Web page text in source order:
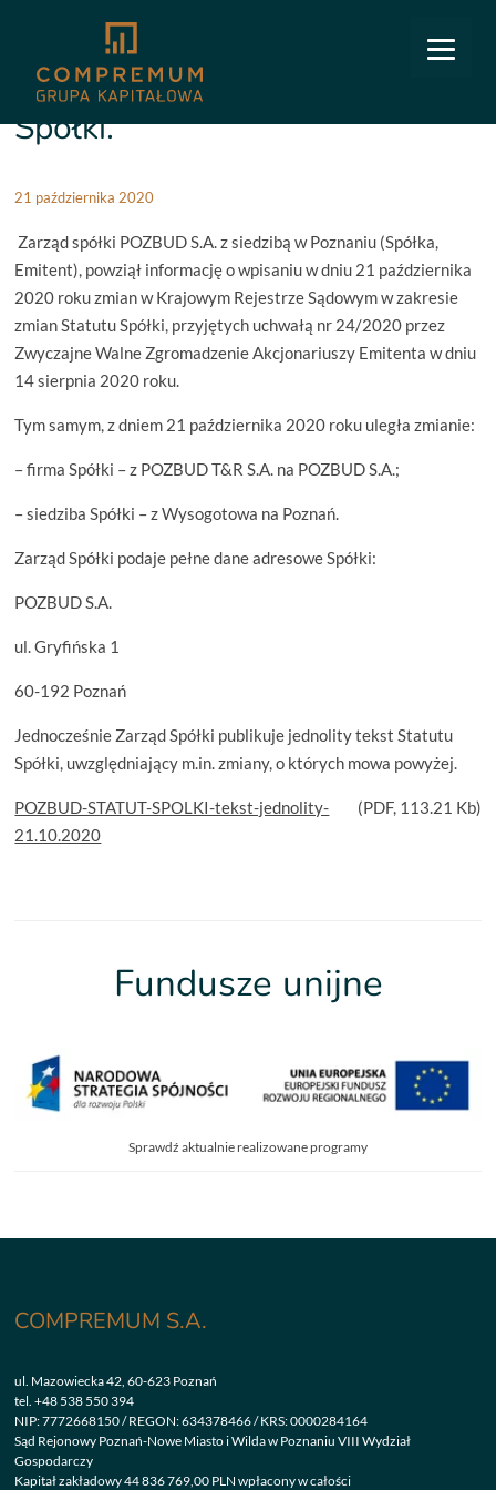
Relacje inwestorskie
44/2020: Zmiana Statutu
Spółki.
21 października 2020
Zarząd spółki POZBUD S.A. z siedzibą w Poznaniu (Spółka,
Emitent), powziął informację o wpisaniu w dniu 21 października
2020 roku zmian w Krajowym Rejestrze Sądowym w zakresie
zmian Statutu Spółki, przyjętych uchwałą nr 24/2020 przez
Zwyczajne Walne Zgromadzenie Akcjonariuszy Emitenta w dniu
14 sierpnia 2020 roku.
Tym samym, z dniem 21 października 2020 roku uległa zmianie:
– firma Spółki – z POZBUD T&R S.A. na POZBUD S.A.;
– siedziba Spółki – z Wysogotowa na Poznań.
Zarząd Spółki podaje pełne dane adresowe Spółki:
POZBUD S.A.
ul. Gryfińska 1
60-192 Poznań
Jednocześnie Zarząd Spółki publikuje jednolity tekst Statutu
Spółki, uwzględniający m.in. zmiany, o których mowa powyżej.
POZBUD-STATUT-SPOLKI-tekst-jednolity-
21.10.2020
(PDF, 113.21 Kb)
Fundusze unijne
Sprawdź aktualnie realizowane programy
COMPREMUM S.A.
ul. Mazowiecka 42, 60-623 Poznań
tel.+48 538 550 394
NIP: 7772668150 / REGON: 634378466 / KRS: 0000284164
Sąd Rejonowy Poznań-Nowe Miasto i Wilda w Poznaniu VIII Wydział
Gospodarczy
Kapitał zakładowy 44 836 769,00 PLN wpłacony w całości